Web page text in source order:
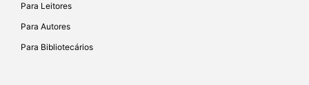
Para Leitores
Para Autores
Para Bibliotecários